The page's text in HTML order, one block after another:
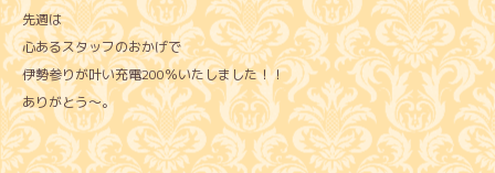
先週は
心あるスタッフのおかげで
伊勢参りが叶い充電200％いたしました！！
ありがとう～。